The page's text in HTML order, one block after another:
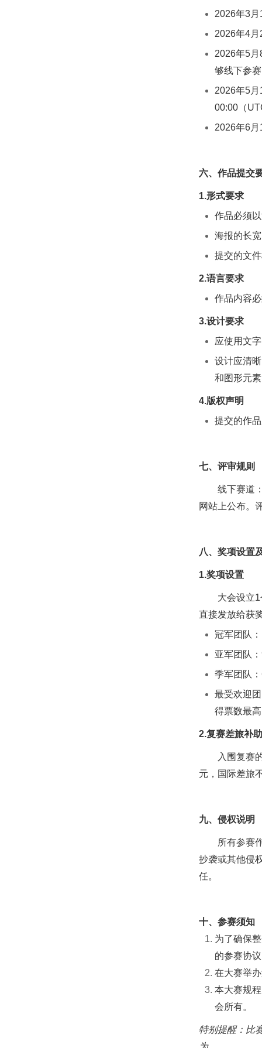
2026年3
2026年4
2026年5
够线下参
2026年5
00:00（
2026年6
六、作品提交
1.形式要求
作品必须
海报的长
提交的文
2.语言要求
作品内容
3.设计要求
应使用文
设计应清
和图形元
4.版权声明
提交的作
七、评审规则
线下赛道
网站上公布。
八、奖项设置
1.奖项设置
大会设立
直接发放给获
冠军团队
亚军团队
季军团队
最受欢迎
得票数最
2.复赛差旅补助
入围复赛
元，国际差旅
九、侵权说明
所有参赛
抄袭或其他侵
任。
十、参赛须知
为了确保
的参赛协
在大赛举
本大赛规
会所有。
特别提醒：比